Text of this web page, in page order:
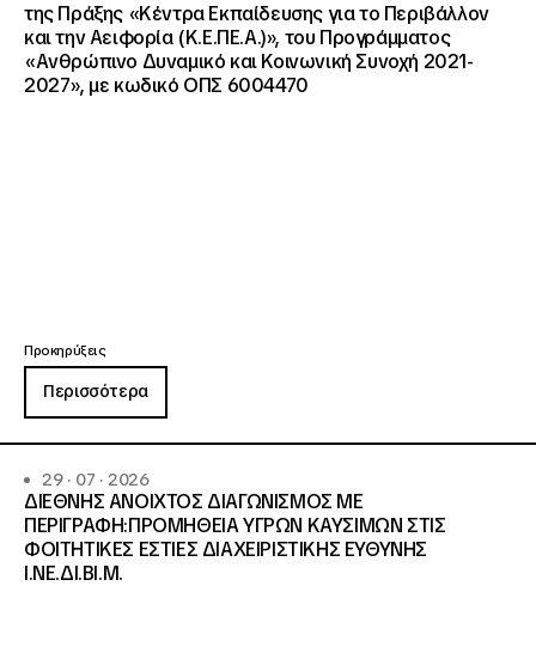
της Πράξης «Κέντρα Εκπαίδευσης για το Περιβάλλον
και την Αειφορία (Κ.Ε.ΠΕ.Α.)», του Προγράμματος
«Ανθρώπινο Δυναμικό και Κοινωνική Συνοχή 2021-
2027», με κωδικό ΟΠΣ 6004470
Προκηρύξεις
Περισσότερα
29 · 07 · 2026
ΔΙΕΘΝΗΣ ΑΝΟΙΧΤΟΣ ΔΙΑΓΩΝΙΣΜΟΣ ΜΕ
ΠΕΡΙΓΡΑΦΗ:ΠΡΟΜΗΘΕΙΑ ΥΓΡΩΝ ΚΑΥΣΙΜΩΝ ΣΤΙΣ
ΦΟΙΤΗΤΙΚΕΣ ΕΣΤΙΕΣ ΔΙΑΧΕΙΡΙΣΤΙΚΗΣ ΕΥΘΥΝΗΣ
Ι.ΝΕ.ΔΙ.ΒΙ.Μ.